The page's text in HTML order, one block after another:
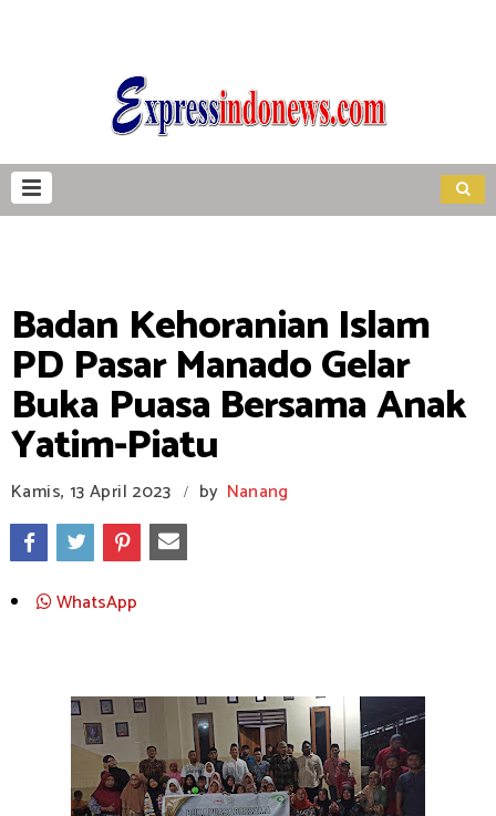
Badan Kehoranian Islam
PD Pasar Manado Gelar
Buka Puasa Bersama Anak
Yatim-Piatu
Kamis, 13 April 2023 / by Nanang
WhatsApp